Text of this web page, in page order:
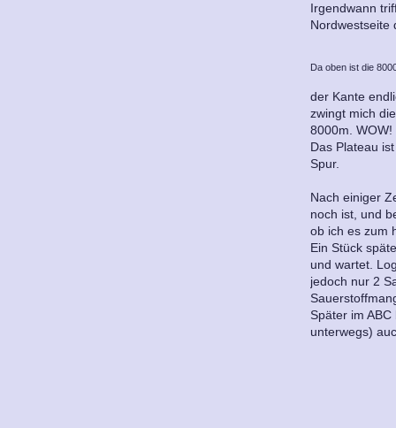
Irgendwann
Nordwestseite
Da oben ist die
der Kante
zwingt mich
8000m.
Das Plateau
Spur.
Nach einiger
noch ist, und
ob ich es zum
Ein Stück
und wartet.
jedoch nur 2
Später im
unterwegs)